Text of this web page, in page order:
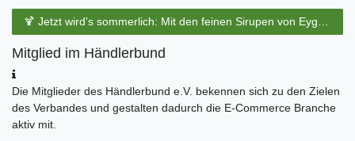
Mitglied im Händlerbund
Die Mitglieder des Händlerbund e.V. bekennen sich zu den Zielen
des Verbandes und gestalten dadurch die E-Commerce Branche
aktiv mit.